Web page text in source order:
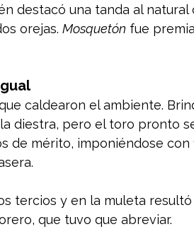
destacó una tanda al natural
orejas. Mosquetón fue
caldearon el ambiente.
diestra, pero el toro pronto
de mérito, imponiéndose con
tercios y en la muleta resultó
que tuvo que abreviar.